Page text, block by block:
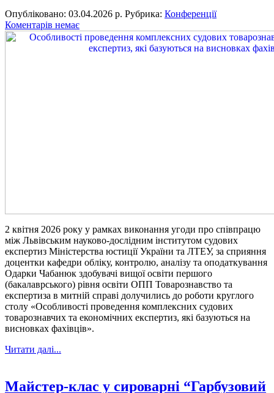
Опубліковано: 03.04.2026 р. Рубрика: Конференції
Коментарів немає
2 квітня 2026 року у рамках виконання угоди про співпрацю
між Львівським науково-дослідним інститутом судових
експертиз Міністерства юстиції України та ЛТЕУ, за сприяння
доцентки кафедри обліку, контролю, аналізу та оподаткування
Одарки Чабанюк здобувачі вищої освіти першого
(бакалаврського) рівня освіти ОПП Товарознавство та
експертиза в митній справі долучились до роботи круглого
столу «Особливості проведення комплексних судових
товарознавчих та економічних експертиз, які базуються на
висновках фахівців».
Читати далі...
Майстер-клас у сироварні “Гарбузовий